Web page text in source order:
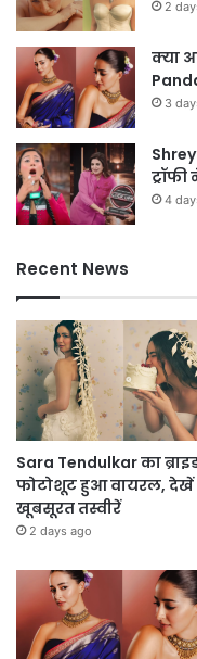
2
क्या
3
4
Recent News
Sara Tendulkar का
फोटोशूट हुआ वायरल, देखें
खूबसूरत तस्वीरें
2 days ago